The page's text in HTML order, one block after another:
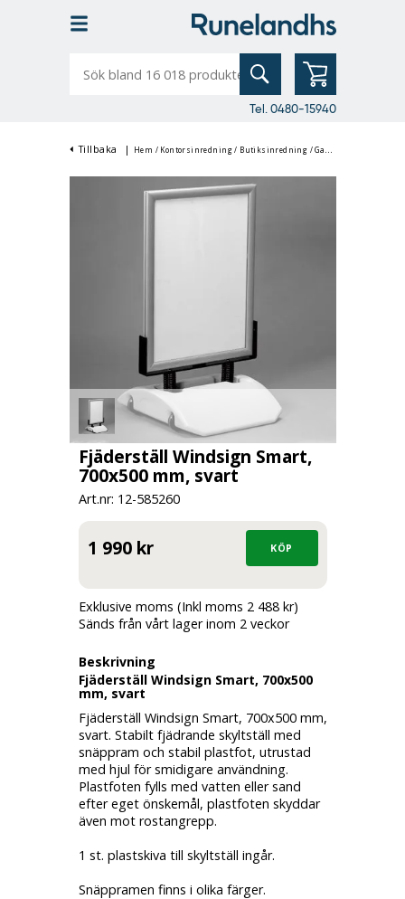
bland
Tel. 0480-15940
Tillbaka | Hem / Kontorsinredning / Butiksinredning /Gatupratare & Trottoarpratare
Fjäderställ Windsign Smart,
700x500 mm, svart
Art.nr: 12-585260
1 990 kr
Exklusive moms (Inkl moms 2 488 kr)
Sänds från vårt lager inom 2 veckor
Beskrivning
Fjäderställ Windsign Smart, 700x500
mm, svart
Fjäderställ Windsign Smart, 700x500 mm,
svart. Stabilt fjädrande skyltställ med
snäppram och stabil plastfot, utrustad
med hjul för smidigare användning.
Plastfoten fylls med vatten eller sand
efter eget önskemål, plastfoten skyddar
även mot rostangrepp.
1 st. plastskiva till skyltställ ingår.
Snäppramen finns i olika färger.